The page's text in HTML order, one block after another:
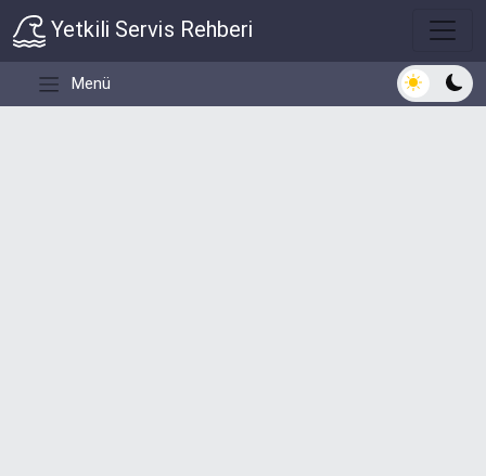
Yetkili Servis Rehberi
Menü Açık/Koyu